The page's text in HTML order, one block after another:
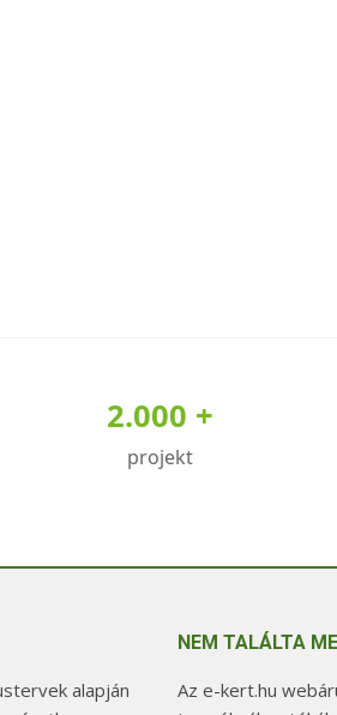
2.000 +
projekt
alapján
NEM TALÁLTA
Az e-kert.hu